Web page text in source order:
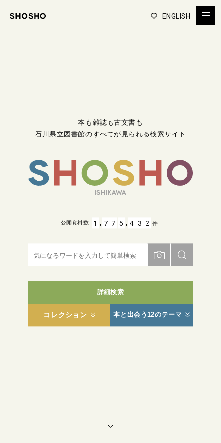
ENGLISH
本も雑誌も古文書も
石川県立図書館のすべてが見られる検索サイト
詳細検索
コレクション 本と出会う12のテーマ
公開資料数 1 , 7 7 5 , 4 3 2 件